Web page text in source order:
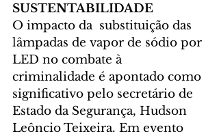
SUSTENTABILIDADE
O impacto da  substituição das
lâmpadas de vapor de sódio por
LED no combate à
criminalidade é apontado como
significativo pelo secretário de
Estado da Segurança, Hudson
Leôncio Teixeira. Em evento